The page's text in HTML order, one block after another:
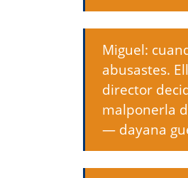
Miguel:
abusastes.
director
malponerla
— dayana